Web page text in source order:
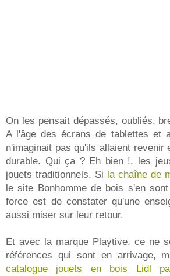
On les pensait dépassés, oubliés,
A l'âge des écrans de tablettes et
n'imaginait pas qu'ils allaient revenir
durable. Qui ça ? Eh bien !, les
jouets traditionnels. Si la chaîne de
le site Bonhomme de bois s'en
force est de constater qu'une
aussi miser sur leur retour.
Et avec la marque Playtive, ce ne
références qui sont en arrivage,
catalogue jouets en bois Lidl